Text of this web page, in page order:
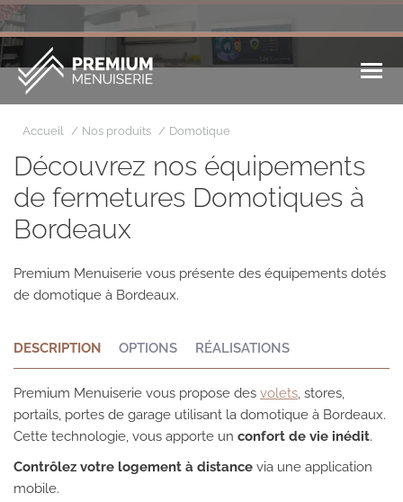
Vous êtes ici :
Accueil Nos produits Domotique
Découvrez nos équipements
de fermetures Domotiques à
Bordeaux
Premium Menuiserie vous présente des équipements dotés
de domotique à Bordeaux.
DESCRIPTION OPTIONS RÉALISATIONS
Premium Menuiserie vous propose des volets, stores,
portails, portes de garage utilisant la domotique à Bordeaux.
Cette technologie, vous apporte un confort de vie inédit.
Contrôlez votre logement à distance via une application
mobile.